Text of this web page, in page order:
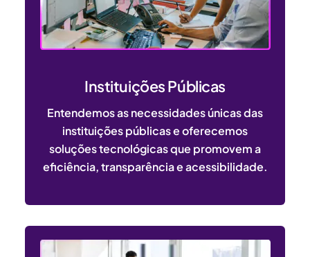
Instituições Públicas
Entendemos as necessidades únicas das
instituições públicas e oferecemos
soluções tecnológicas que promovem a
eficiência, transparência e acessibilidade.